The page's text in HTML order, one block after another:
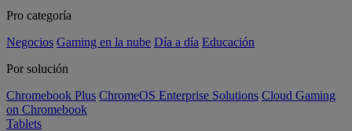
Pro categoría
Negocios Gaming en la nube Día a día Educación
Por solución
Chromebook Plus ChromeOS Enterprise Solutions Cloud Gaming
on Chromebook
Tablets